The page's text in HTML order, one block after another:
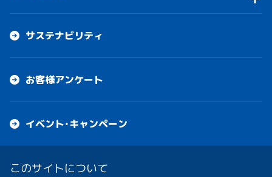
サステナビリティ
お客様アンケート
イベント・キャンペーン
このサイトについて